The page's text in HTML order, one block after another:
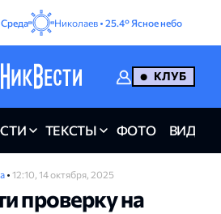
Среда Николаев • 25.4° Ясное небо
КЛУБ
ТЕКСТЫ ФОТО ВИДЕО
• 12:10, 14 октября, 2025
проверку на